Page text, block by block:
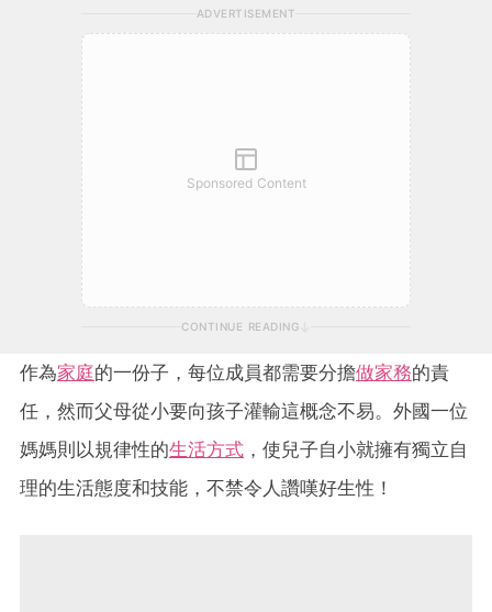
ADVERTISEMENT
Sponsored Content
CONTINUE READING
作為家庭的一份子，每位成員都需要分擔做家務的責
任，然而父母從小要向孩子灌輸這概念不易。外國一位
媽媽則以規律性的生活方式 ，使兒子自小就擁有獨立自
理的生活態度和技能，不禁令人讚嘆好生性！